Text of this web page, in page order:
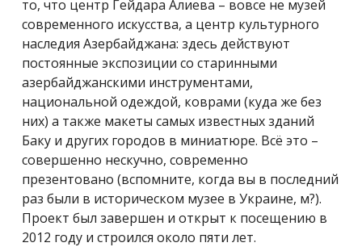
то, что центр Гейдара Алиева – вовсе не музей
современного искусства, а центр культурного
наследия Азербайджана: здесь действуют
постоянные экспозиции со старинными
азербайджанскими инструментами,
национальной одеждой, коврами (куда же без
них) а также макеты самых известных зданий
Баку и других городов в миниатюре. Всё это –
совершенно нескучно, современно
презентовано (вспомните, когда вы в последний
раз были в историческом музее в Украине, м?).
Проект был завершен и открыт к посещению в
2012 году и строился около пяти лет.